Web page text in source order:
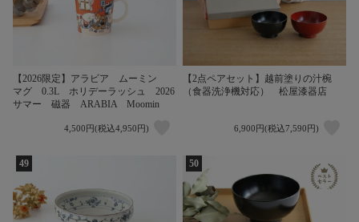
【2026限定】アラビア ムーミン
マグ 0.3L ホリデーラッシュ 2026
サマー 磁器 ARABIA Moomin
4,500円(税込4,950円)
【2点ペアセット】越前塗りの汁椀
（食器洗浄機対応） 松屋漆器店
6,900円(税込7,590円)
49 50